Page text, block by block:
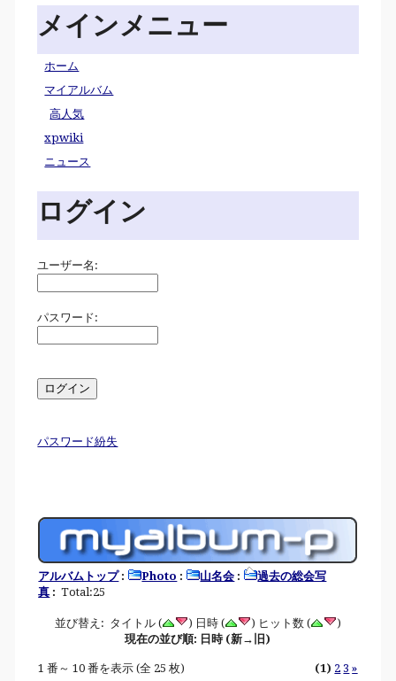
メインメニュー
ホーム
マイアルバム
高人気
xpwiki
ニュース
ログイン
ユーザー名:
パスワード:
パスワード紛失
アルバムトップ: Photo : 山名会 :
過去の総会写
真 : Total:25
並び替え: タイトル ( ) 日時 ( ) ヒット数 (
)
現在の並び順: 日時 (新→旧)
1 番～ 10 番を表示 (全 25 枚) (1) 2 3 »